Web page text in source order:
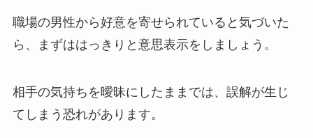
職場の男性から好意を寄せられていると気づいた
ら、まずははっきりと意思表示をしましょう。
相手の気持ちを曖昧にしたままでは、誤解が生じ
てしまう恐れがあります。